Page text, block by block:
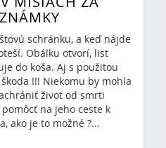
sociálne siete
schránku, a keď nájde
Obálku otvorí, list
do koša. Aj s použitou
!!! Niekomu by mohla
život od smrti
na jeho ceste k
ako je to možné ?...